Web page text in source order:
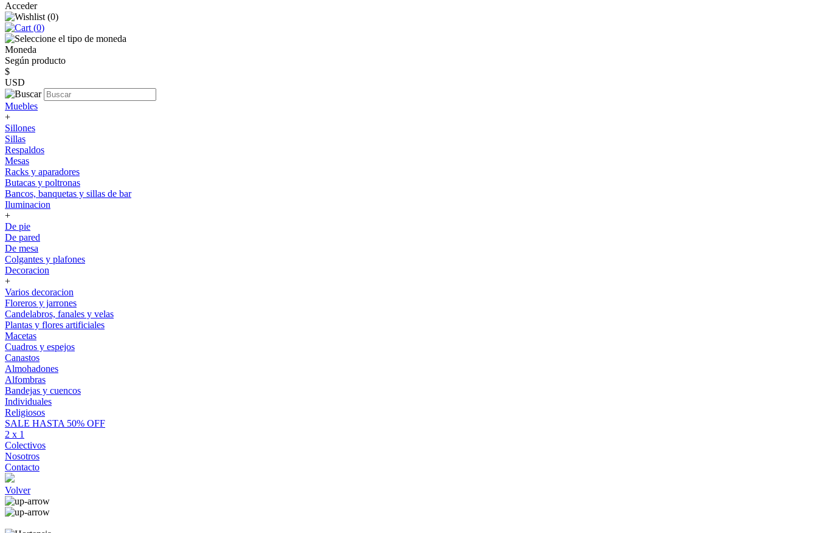
Acceder
(0)
(0)
Moneda
Según producto
$
USD
Muebles
+
Sillones
Sillas
Respaldos
Mesas
Racks y aparadores
Butacas y poltronas
Bancos, banquetas y sillas de bar
Iluminacion
+
De pie
De pared
De mesa
Colgantes y plafones
Decoracion
+
Varios decoracion
Floreros y jarrones
Candelabros, fanales y velas
Plantas y flores artificiales
Macetas
Cuadros y espejos
Canastos
Almohadones
Alfombras
Bandejas y cuencos
Individuales
Religiosos
SALE HASTA 50% OFF
2 x 1
Colectivos
Nosotros
Contacto
Volver